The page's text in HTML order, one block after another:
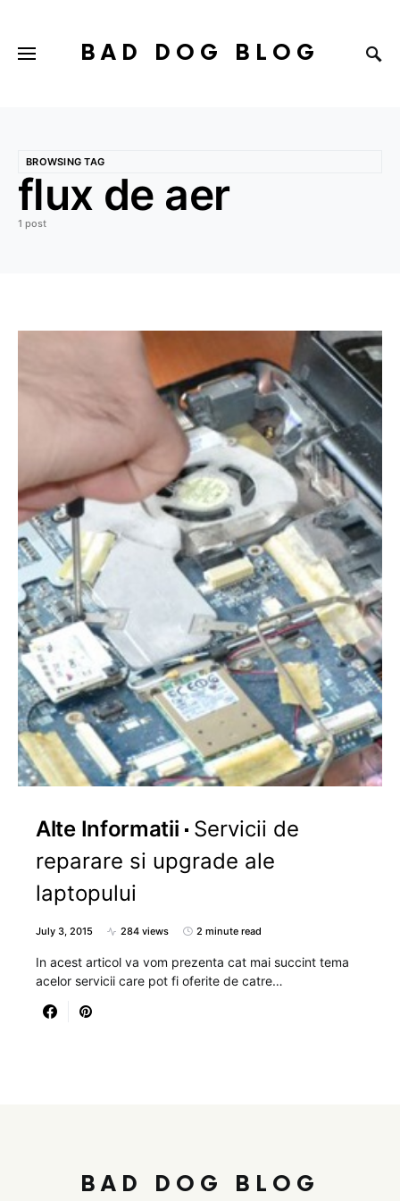
BAD DOG BLOG
BROWSING TAG
flux de aer
1 post
Alte Informatii
Servicii de
reparare si upgrade ale
laptopului
July 3, 2015 284 views 2 minute read
In acest articol va vom prezenta cat mai succint tema
acelor servicii care pot fi oferite de catre…
BAD DOG BLOG